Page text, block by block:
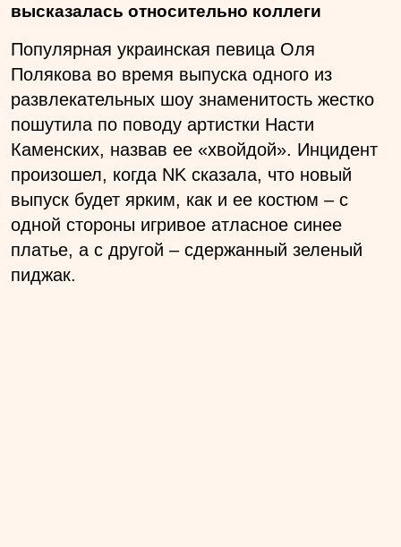
высказалась относительно коллеги
Популярная украинская певица Оля
Полякова во время выпуска одного из
развлекательных шоу знаменитость жестко
пошутила по поводу артистки Насти
Каменских, назвав ее «хвойдой». Инцидент
произошел, когда NK сказала, что новый
выпуск будет ярким, как и ее костюм – с
одной стороны игривое атласное синее
платье, а с другой – сдержанный зеленый
пиджак.